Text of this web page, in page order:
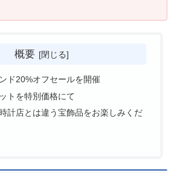
概要
ド20%オフセールを開催
トを特別価格にて
計店とは違う宝飾品をお楽しみくだ